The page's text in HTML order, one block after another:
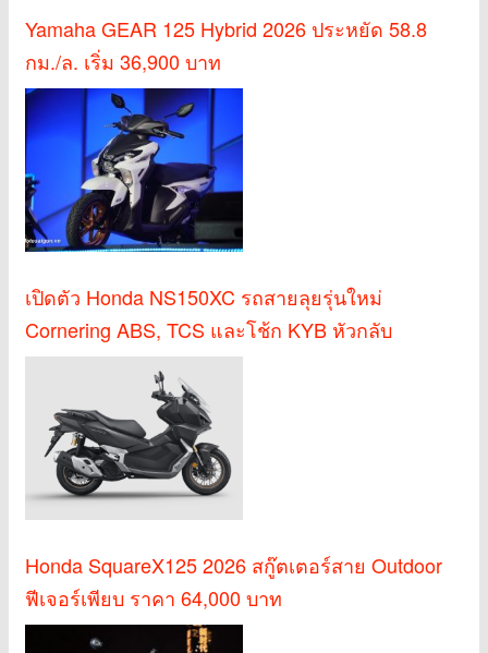
Yamaha GEAR 125 Hybrid 2026 ประหยัด 58.8
กม./ล. เริ่ม 36,900 บาท
เปิดตัว Honda NS150XC รถสายลุยรุ่นใหม่
Cornering ABS, TCS และโช้ก KYB หัวกลับ
Honda SquareX125 2026 สกู๊ตเตอร์สาย Outdoor
ฟีเจอร์เพียบ ราคา 64,000 บาท